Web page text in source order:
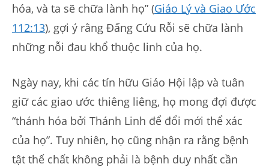
hóa, và ta sẽ chữa lành họ” (Giáo Lý và Giao Ước
112:13), gợi ý rằng Đấng Cứu Rỗi sẽ chữa lành
những nỗi đau khổ thuộc linh của họ.
Ngày nay, khi các tín hữu Giáo Hội lập và tuân
giữ các giao ước thiêng liêng, họ mong đợi được
“thánh hóa bởi Thánh Linh để đổi mới thể xác
của họ”. Tuy nhiên, họ cũng nhận ra rằng bệnh
tật thể chất không phải là bệnh duy nhất cần